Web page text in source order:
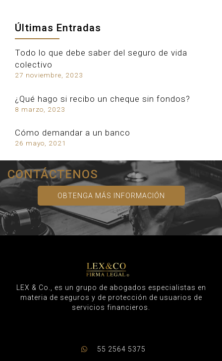
Últimas Entradas
Todo lo que debe saber del seguro de vida
colectivo
27 noviembre, 2023
¿Qué hago si recibo un cheque sin fondos?
8 marzo, 2023
Cómo demandar a un banco
26 mayo, 2021
CONTÁCTENOS
OBTENGA MÁS INFORMACIÓN
LEX & Co., es un grupo de abogados especialistas en
materia de seguros y de protección de usuarios de
servicios financieros.
55 2564 5375